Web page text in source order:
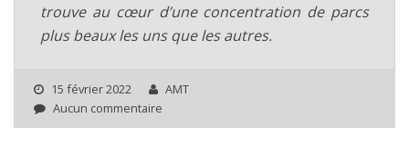
trouve au cœur d’une concentration de parcs
plus beaux les uns que les autres.
15 février 2022
AMT
Aucun commentaire